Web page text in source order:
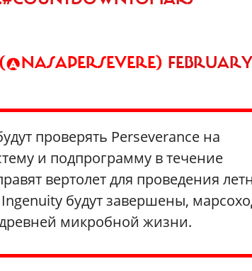
проверять Perseverance на
и подпрограмму в течение
вертолет для проведения
будут завершены,
микробной жизни.